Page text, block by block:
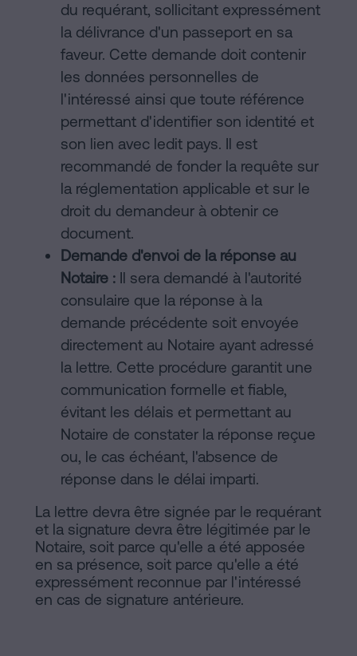
du requérant, sollicitant expressément
la délivrance d'un passeport en sa
faveur. Cette demande doit contenir
les données personnelles de
l'intéressé ainsi que toute référence
permettant d'identifier son identité et
son lien avec ledit pays. Il est
recommandé de fonder la requête sur
la réglementation applicable et sur le
droit du demandeur à obtenir ce
document.
Demande d'envoi de la réponse au
Notaire : Il sera demandé à l'autorité
consulaire que la réponse à la
demande précédente soit envoyée
directement au Notaire ayant adressé
la lettre. Cette procédure garantit une
communication formelle et fiable,
évitant les délais et permettant au
Notaire de constater la réponse reçue
ou, le cas échéant, l'absence de
réponse dans le délai imparti.
La lettre devra être signée par le requérant
et la signature devra être légitimée par le
Notaire, soit parce qu'elle a été apposée
en sa présence, soit parce qu'elle a été
expressément reconnue par l'intéressé
en cas de signature antérieure.